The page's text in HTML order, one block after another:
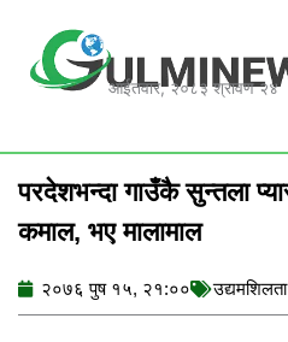
content
आईतवार, २०८३ श्रावण २४
परदेशभन्दा गाउँकै सुन्तला
कमाल, भए मालामाल
२०७६ पुष १५, २१:०० उद्यमशिलता